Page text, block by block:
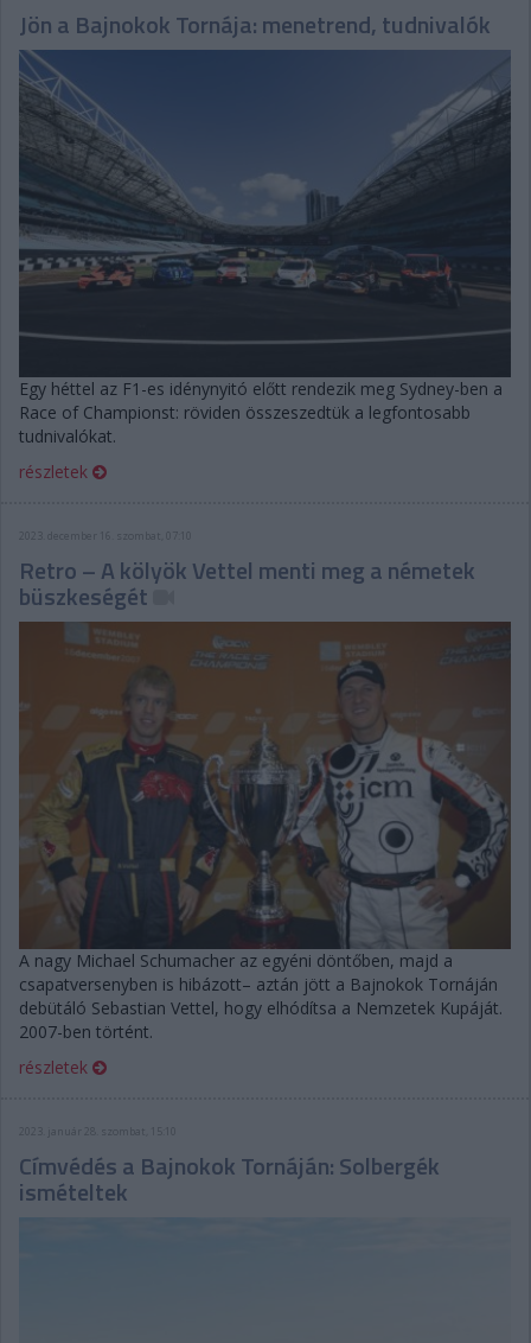
Jön a Bajnokok Tornája: menetrend, tudnivalók
Egy héttel az F1-es idénynyitó előtt rendezik meg Sydney-ben a
Race of Championst: röviden összeszedtük a legfontosabb
tudnivalókat.
részletek
2023. december 16. szombat, 07:10
Retro – A kölyök Vettel menti meg a németek
büszkeségét
A nagy Michael Schumacher az egyéni döntőben, majd a
csapatversenyben is hibázott– aztán jött a Bajnokok Tornáján
debütáló Sebastian Vettel, hogy elhódítsa a Nemzetek Kupáját.
2007-ben történt.
részletek
2023. január 28. szombat, 15:10
Címvédés a Bajnokok Tornáján: Solbergék
ismételtek